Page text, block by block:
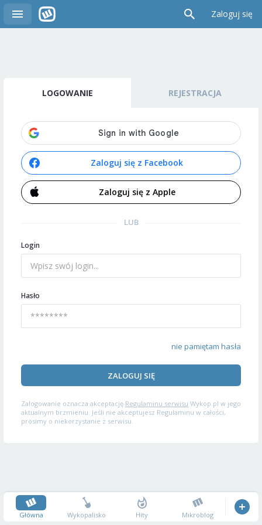
Zaloguj się
LOGOWANIE REJESTRACJA
Zaloguj się z Facebook
Zaloguj się z Apple
LUB
Login
Hasło
nie pamiętam hasła
ZALOGUJ SIĘ
Zalogowanie oznacza akceptację Regulaminu serwisu Wykop.pl w jego
aktualnym brzmieniu. Jeśli nie akceptujesz Regulaminu w całości,
prosimy o niekorzystanie z serwisu.
Główna Wykopalisko Hity Mikroblog